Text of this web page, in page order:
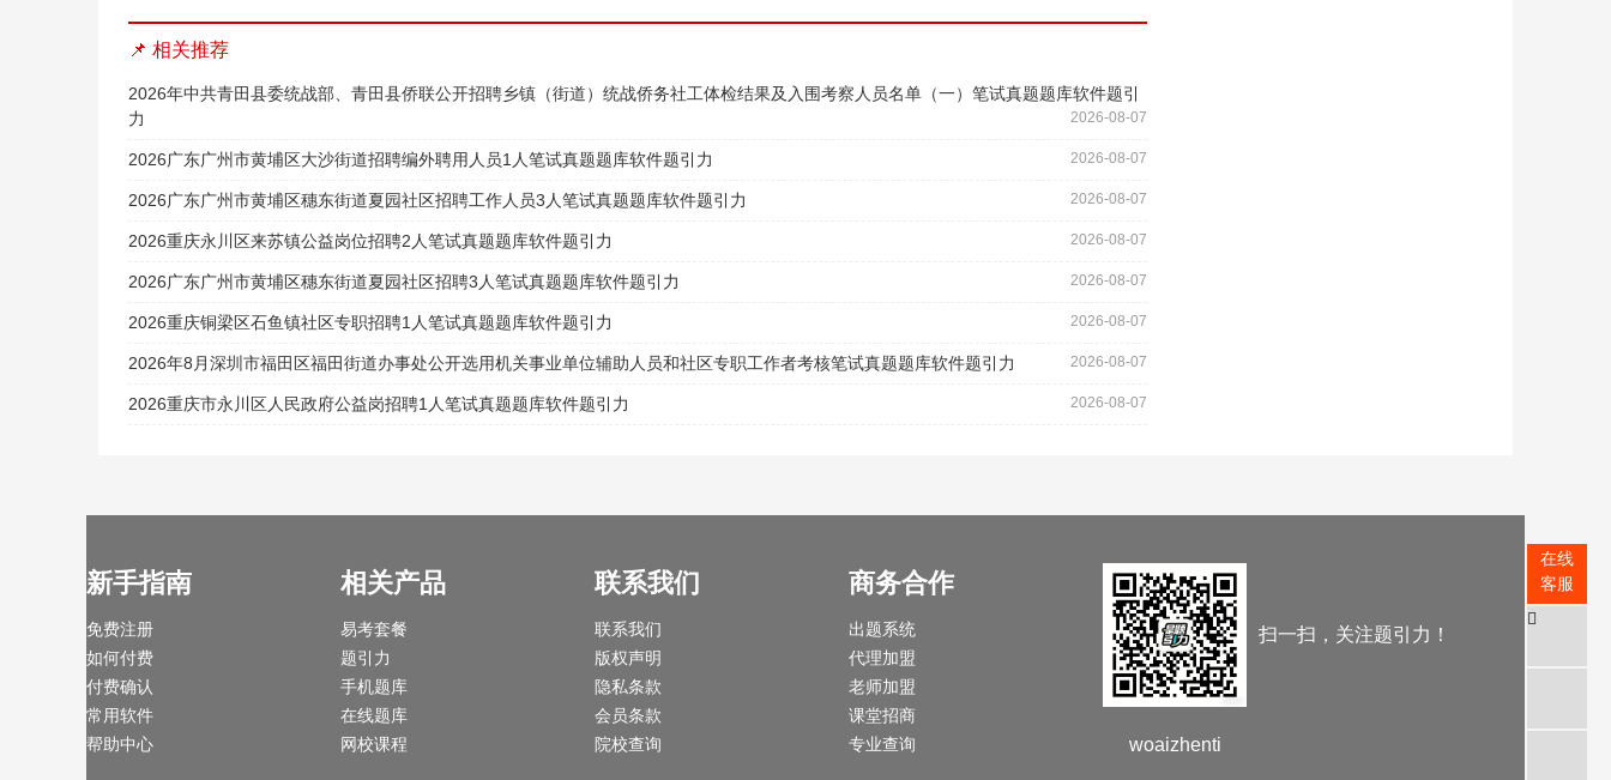
📌 相关推荐
2026年中共青田县委统战部、青田县侨联公开招聘乡镇（街道）统战侨务社工体检结果及入围考察人员名单（一）笔试真题题库软件题引
力
2026-08-07
2026广东广州市黄埔区大沙街道招聘编外聘用人员1人笔试真题题库软件题引力 2026-08-07
2026广东广州市黄埔区穗东街道夏园社区招聘工作人员3人笔试真题题库软件题引力 2026-08-07
2026重庆永川区来苏镇公益岗位招聘2人笔试真题题库软件题引力 2026-08-07
2026广东广州市黄埔区穗东街道夏园社区招聘3人笔试真题题库软件题引力 2026-08-07
2026重庆铜梁区石鱼镇社区专职招聘1人笔试真题题库软件题引力 2026-08-07
2026年8月深圳市福田区福田街道办事处公开选用机关事业单位辅助人员和社区专职工作者考核笔试真题题库软件题引力 2026-08-07
2026重庆市永川区人民政府公益岗招聘1人笔试真题题库软件题引力 2026-08-07
新手指南
免费注册
如何付费
付费确认
常用软件
帮助中心
相关产品
易考套餐
题引力
手机题库
在线题库
网校课程
联系我们
联系我们
版权声明
隐私条款
会员条款
院校查询
商务合作
出题系统
代理加盟
老师加盟
课堂招商
专业查询
扫一扫，关注题引力！
woaizhenti
在线
客服